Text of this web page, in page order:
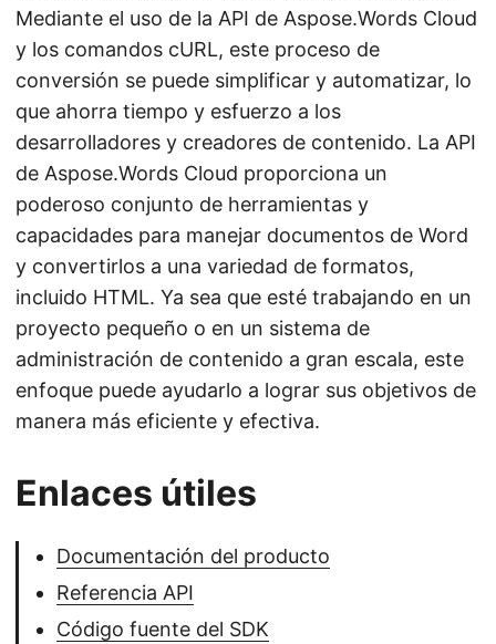
Mediante el uso de la API de Aspose.Words Cloud
y los comandos cURL, este proceso de
conversión se puede simplificar y automatizar, lo
que ahorra tiempo y esfuerzo a los
desarrolladores y creadores de contenido. La API
de Aspose.Words Cloud proporciona un
poderoso conjunto de herramientas y
capacidades para manejar documentos de Word
y convertirlos a una variedad de formatos,
incluido HTML. Ya sea que esté trabajando en un
proyecto pequeño o en un sistema de
administración de contenido a gran escala, este
enfoque puede ayudarlo a lograr sus objetivos de
manera más eficiente y efectiva.
Enlaces útiles
Documentación del producto
Referencia API
Código fuente del SDK